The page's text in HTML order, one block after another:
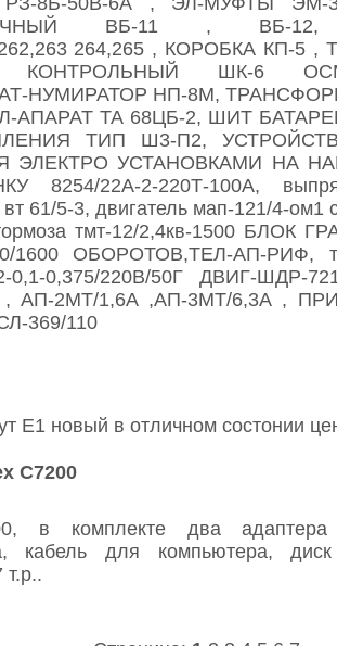
ВБ-11 , ВБ-12,
264,265 , КОРОБКА КП-5 ,
КОНТРОЛЬНЫЙ ШК-6 ОСМ
НУМИРАТОР НП-8М,
АПАРАТ ТА 68ЦБ-2, ШИТ
ТИП Ш3-П2,
ЭЛЕКТРО УСТАНОВКАМИ НА
8254/22А-2-220Т-100А,
61/5-3, двигатель мап-121/4-ом1
тмт-12/2,4кв-1500 БЛОК
1600 ОБОРОТОВ,ТЕЛ-АП-РИФ,
0,1-0,375/220В/50Г ДВИГ-ШДР-
, АП-2МТ/1,6А ,АП-3МТ/6,3А ,
369/110
Е1 новый в отличном состонии
C7200
в комплекте два
кабель для компьютера,
т.р..